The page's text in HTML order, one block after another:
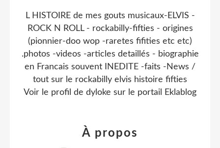
L HISTOIRE de mes gouts musicaux-ELVIS -
ROCK N ROLL - rockabilly-fifties - origines
(pionnier-doo wop -raretes fifities etc etc)
.photos -videos -articles detaillés - biographie
en Francais souvent INEDITE -faits -News /
tout sur le rockabilly elvis histoire fifties
Voir le profil de dyloke sur le portail Eklablog
À propos